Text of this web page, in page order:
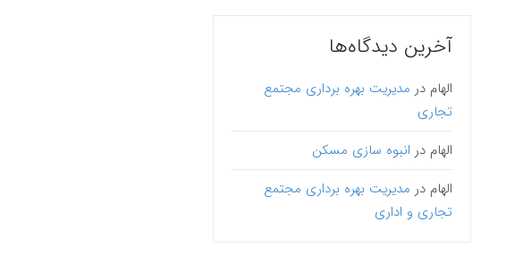
آخرین دیدگاه‌ها
الهام در مدیریت بهره برداری مجتمع
تجاری
الهام در انبوه سازی مسکن
الهام در مدیریت بهره برداری مجتمع
تجاری و اداری